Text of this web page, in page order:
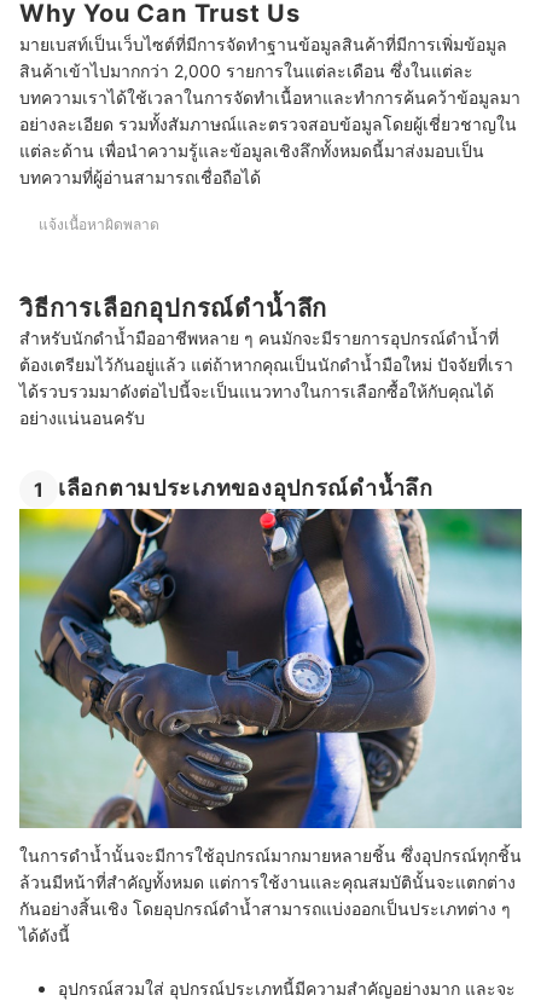
Why You Can Trust Us
มายเบสท์เป็นเว็บไซต์ที่มีการจัดทำฐานข้อมูลสินค้าที่มีการเพิ่มข้อมูล
สินค้าเข้าไปมากกว่า 2,000 รายการในแต่ละเดือน ซึ่งในแต่ละ
บทความเราได้ใช้เวลาในการจัดทำเนื้อหาและทำการค้นคว้าข้อมูลมา
อย่างละเอียด รวมทั้งสัมภาษณ์และตรวจสอบข้อมูลโดยผู้เชี่ยวชาญใน
แต่ละด้าน เพื่อนำความรู้และข้อมูลเชิงลึกทั้งหมดนี้มาส่งมอบเป็น
บทความที่ผู้อ่านสามารถเชื่อถือได้
แจ้งเนื้อหาผิดพลาด
วิธีการเลือกอุปกรณ์ดําน้ำลึก
สำหรับนักดำน้ำมืออาชีพหลาย ๆ คนมักจะมีรายการอุปกรณ์ดำน้ำที่
ต้องเตรียมไว้กันอยู่แล้ว แต่ถ้าหากคุณเป็นนักดำน้ำมือใหม่ ปัจจัยที่เรา
ได้รวบรวมมาดังต่อไปนี้จะเป็นแนวทางในการเลือกซื้อให้กับคุณได้
อย่างแน่นอนครับ
1 เลือกตามประเภทของอุปกรณ์ดําน้ำลึก
ในการดำน้ำนั้นจะมีการใช้อุปกรณ์มากมายหลายชิ้น ซึ่งอุปกรณ์ทุกชิ้น
ล้วนมีหน้าที่สำคัญทั้งหมด แต่การใช้งานและคุณสมบัตินั้นจะแตกต่าง
กันอย่างสิ้นเชิง โดยอุปกรณ์ดำน้ำสามารถแบ่งออกเป็นประเภทต่าง ๆ
ได้ดังนี้
อุปกรณ์สวมใส่ อุปกรณ์ประเภทนี้มีความสำคัญอย่างมาก และจะ